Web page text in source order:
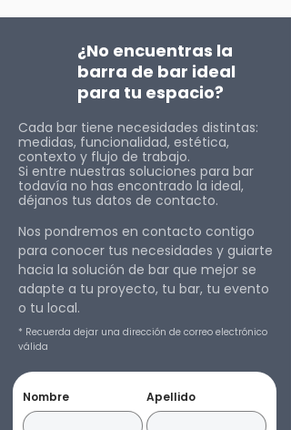
¿No encuentras la
barra de bar ideal
para tu espacio?
Cada bar tiene necesidades distintas:
medidas, funcionalidad, estética,
contexto y flujo de trabajo.
Si entre nuestras soluciones para bar
todavía no has encontrado la ideal,
déjanos tus datos de contacto.
Nos pondremos en contacto contigo
para conocer tus necesidades y guiarte
hacia la solución de bar que mejor se
adapte a tu proyecto, tu bar, tu evento
o tu local.
* Recuerda dejar una dirección de correo electrónico
válida
Nombre Apellido